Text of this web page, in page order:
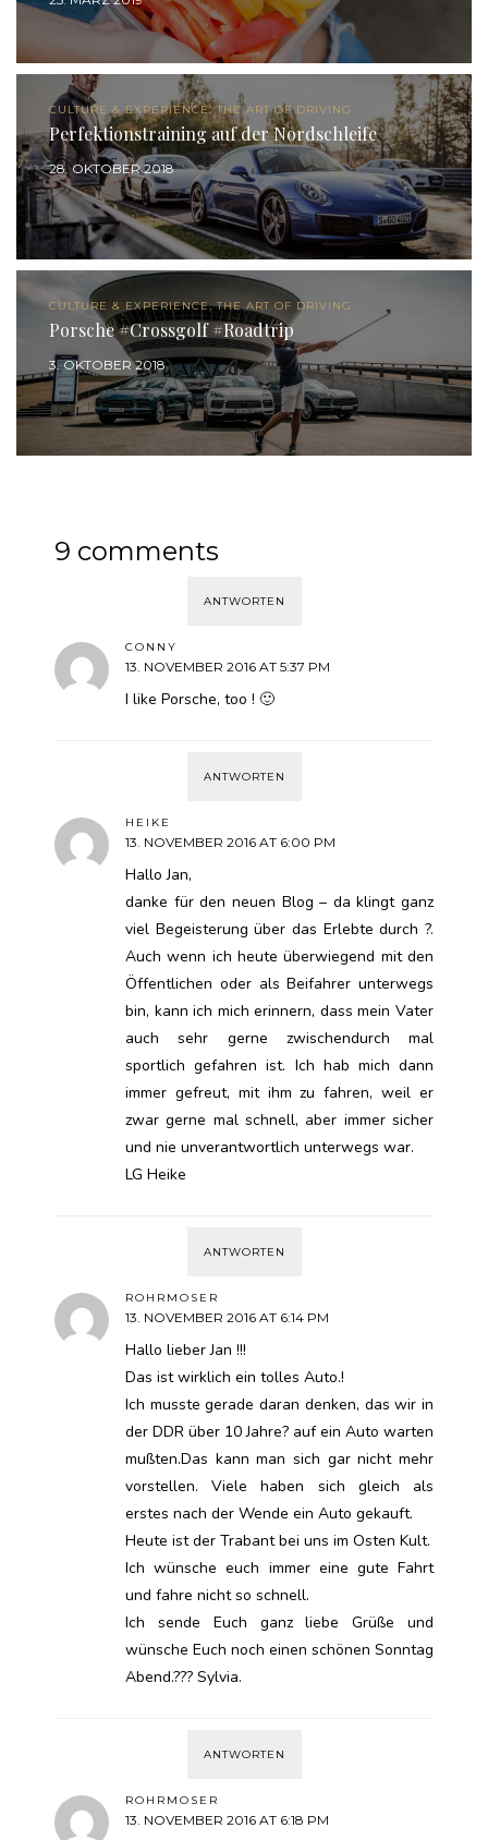
CULTURE & EXPERIENCE, THE ART OF DRIVING
Perfektionstraining auf der Nordschleife
28. OKTOBER 2018
CULTURE & EXPERIENCE, THE ART OF DRIVING
Porsche #Crossgolf #Roadtrip
3. OKTOBER 2018
9 comments
ANTWORTEN
CONNY
13. NOVEMBER 2016 AT 5:37 PM
I like Porsche, too ! 🙂
ANTWORTEN
HEIKE
13. NOVEMBER 2016 AT 6:00 PM
Hallo Jan,
danke für den neuen Blog – da klingt ganz
viel Begeisterung über das Erlebte durch ?.
Auch wenn ich heute überwiegend mit den
Öffentlichen oder als Beifahrer unterwegs
bin, kann ich mich erinnern, dass mein Vater
auch sehr gerne zwischendurch mal
sportlich gefahren ist. Ich hab mich dann
immer gefreut, mit ihm zu fahren, weil er
zwar gerne mal schnell, aber immer sicher
und nie unverantwortlich unterwegs war.
LG Heike
ANTWORTEN
ROHRMOSER
13. NOVEMBER 2016 AT 6:14 PM
Hallo lieber Jan !!!
Das ist wirklich ein tolles Auto.!
Ich musste gerade daran denken, das wir in
der DDR über 10 Jahre? auf ein Auto warten
mußten.Das kann man sich gar nicht mehr
vorstellen. Viele haben sich gleich als
erstes nach der Wende ein Auto gekauft.
Heute ist der Trabant bei uns im Osten Kult.
Ich wünsche euch immer eine gute Fahrt
und fahre nicht so schnell.
Ich sende Euch ganz liebe Grüße und
wünsche Euch noch einen schönen Sonntag
Abend.??? Sylvia.
ANTWORTEN
ROHRMOSER
13. NOVEMBER 2016 AT 6:18 PM